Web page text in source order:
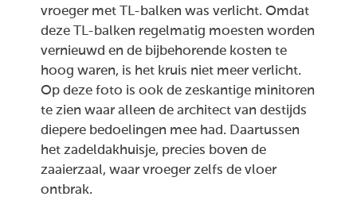
vroeger met TL-balken was verlicht. Omdat
deze TL-balken regelmatig moesten worden
vernieuwd en de bijbehorende kosten te
hoog waren, is het kruis niet meer verlicht.
Op deze foto is ook de zeskantige minitoren
te zien waar alleen de architect van destijds
diepere bedoelingen mee had. Daartussen
het zadeldakhuisje, precies boven de
zaaierzaal, waar vroeger zelfs de vloer
ontbrak.